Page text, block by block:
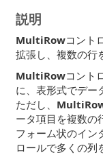
説明
MultiRowコント
拡張し、複数の行
MultiRowコント
に、表形式でデー
ただし、
ータ項目を複数の
フォーム状のイン
ロールで多くの列